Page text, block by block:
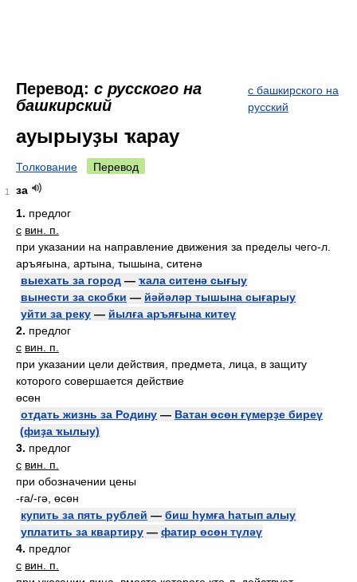
Перевод: с русского на
башкирский
с башкирского на
русский
ауырыуҙы ҡарау
Толкование Перевод
1
за
1. предлог
с вин. п.
при указании на направление движения за пределы чего-л.
аръяғына, артына, тышына, ситенә
выехать за город — ҡала ситенә сығыу
вынести за скобки — йәйәләр тышына сығарыу
уйти за реку — йылға аръяғына китеү
2. предлог
с вин. п.
при указании цели действия, предмета, лица, в защиту
которого совершается действие
өсөн
отдать жизнь за Родину — Ватан өсөн ғүмерҙе биреү
(фиҙа ҡылыу)
3. предлог
с вин. п.
при обозначении цены
-ға/-гә, өсөн
купить за пять рублей — биш һумға һатып алыу
уплатить за квартиру — фатир өсөн түләү
4. предлог
с вин. п.